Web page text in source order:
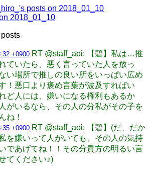
posts on 2018_01_10
2018_01_10
+0900 RT @staff_aoi: 【碧】私は…推
ていたら、悪く言っていた人を放っ
い場所で推しの良い所をいっぱい広め
！悪口より褒め言葉が波及すればい
ど人には、嫌いになる権利もあるか
がいるなら、その人の分私がその子を
ね！
+0900 RT @staff_aoi: 【碧】(だ、だか
を嫌いって人がいても、その人の気持
であげてね！！その分貴方の明るい言
てください♪)